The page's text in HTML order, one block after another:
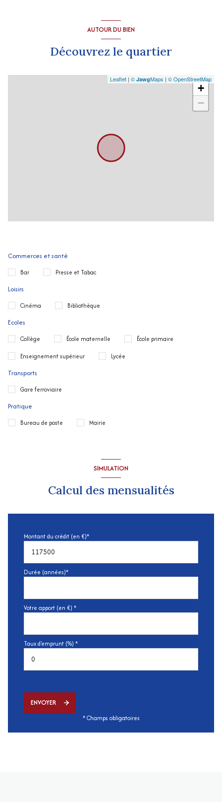
AUTOUR DU BIEN
Découvrez le quartier
+
−
Leaflet | © JawgMaps | © OpenStreetMap
Commerces et santé
Bar Presse et Tabac
Loisirs
Cinéma Bibliothèque
Ecoles
Collège École maternelle École primaire
Enseignement supérieur Lycée
Transports
Gare ferroviaire
Pratique
Bureau de poste Mairie
SIMULATION
Calcul des mensualités
Montant du crédit (en €)*
Durée (années)*
Votre apport (en €) *
Taux d'emprunt (%) *
ENVOYER
* Champs obligatoires